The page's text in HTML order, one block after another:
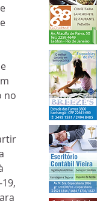
no